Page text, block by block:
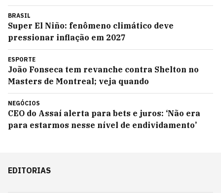
BRASIL
Super El Niño: fenômeno climático deve
pressionar inflação em 2027
ESPORTE
João Fonseca tem revanche contra Shelton no
Masters de Montreal; veja quando
NEGÓCIOS
CEO do Assaí alerta para bets e juros: ‘Não era
para estarmos nesse nível de endividamento’
EDITORIAS